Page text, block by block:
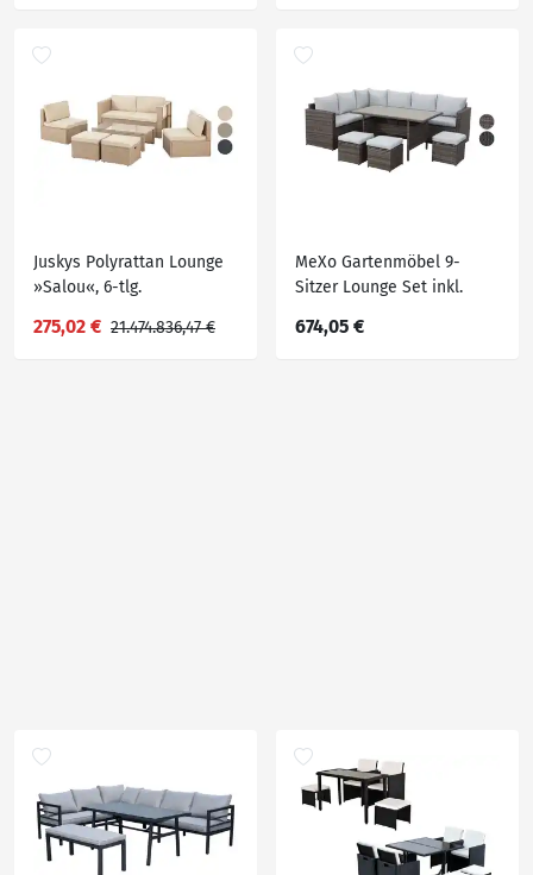
Juskys Polyrattan Lounge
»Salou«, 6-tlg.
275,02 € 21.474.836,47 €
MeXo Gartenmöbel 9-
Sitzer Lounge Set inkl.
674,05 €